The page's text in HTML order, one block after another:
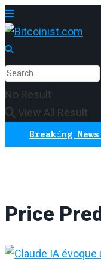
No Result
View All Result
Breaking News:
Price